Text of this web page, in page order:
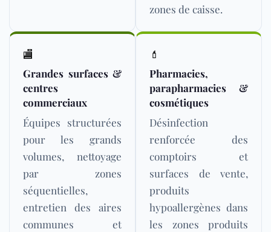
zones de caisse.
🏬
Grandes surfaces &
centres
commerciaux
Équipes structurées
pour les grands
volumes, nettoyage
par zones
séquentielles,
entretien des aires
communes et
💄
Pharmacies,
parapharmacies &
cosmétiques
Désinfection
renforcée des
comptoirs et
surfaces de vente,
produits
hypoallergènes dans
les zones produits